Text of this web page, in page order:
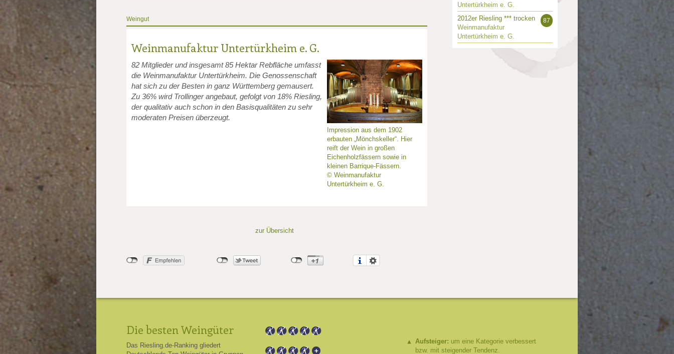
Weingut
Weinmanufaktur Untertürkheim e. G.
Impression aus dem 1902
erbauten „Mönchskeller“. Hier
reift der Wein in großen
Eichenholzfässern sowie in
kleinen Barrique-Fässern.
© Weinmanufaktur
Untertürkheim e. G.
82 Mitglieder und insgesamt 85 Hektar Rebfläche umfasst
die Weinmanufaktur Untertürkheim. Die Genossenschaft
hat sich zu der Besten in ganz Württemberg gemausert.
Zu 36% wird Trollinger angebaut, gefolgt von 18% Riesling,
der qualitativ auch schon in den Basisqualitäten zu sehr
moderaten Preisen überzeugt.
zur Übersicht
Untertürkheim e. G.
87
2012er Riesling *** trocken
Weinmanufaktur
Untertürkheim e. G.
Die besten Weingüter
Das Riesling.de-Ranking gliedert
Aufsteiger: um eine Kategorie verbessert
bzw. mit steigender Tendenz.